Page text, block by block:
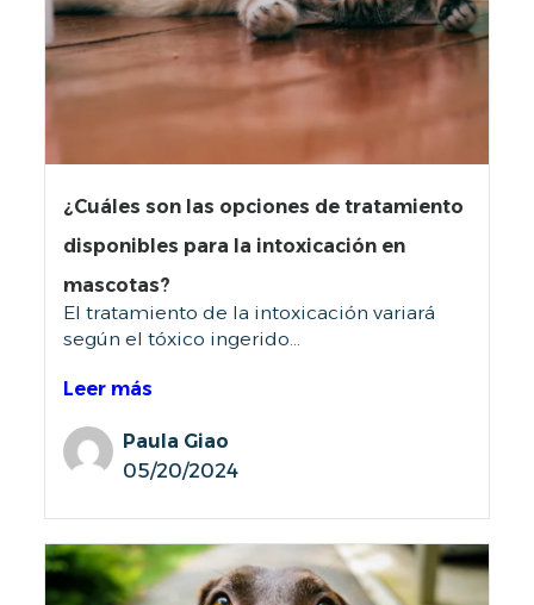
¿Cuáles son las opciones de tratamiento
disponibles para la intoxicación en
mascotas?
El tratamiento de la intoxicación variará
según el tóxico ingerido...
Leer más
Paula Giao
05/20/2024